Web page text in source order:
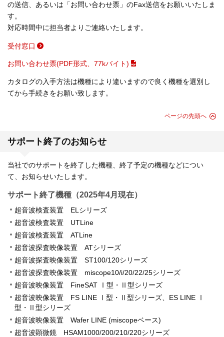
の送信、あるいは「お問い合わせ票」のFax送信をお願いいたしま
す。
対応時間中に担当者よりご連絡いたします。
受付窓口
お問い合わせ票(PDF形式、77kバイト)
カタログの入手方法は機種により違いますので良く機種を選別し
てから手続きをお願い致します。
ページの先頭へ
サポート終了のお知らせ
当社でのサポートを終了した機種、終了予定の機種などについ
て、お知らせいたします。
サポート終了機種（2025年4月現在）
超音波検査装置 ELシリーズ
超音波検査装置 UTLine
超音波検査装置 ATLine
超音波探査映像装置 ATシリーズ
超音波探査映像装置 ST100/120シリーズ
超音波探査映像装置 miscope10/i/20/22/25シリーズ
超音波映像装置 FineSAT Ⅰ型・Ⅱ型シリーズ
超音波映像装置 FS LINE Ⅰ型・Ⅱ型シリーズ、ES LINE Ⅰ
型・Ⅱ型シリーズ
超音波映像装置 Wafer LINE (miscopeベース)
超音波顕微鏡 HSAM1000/200/210/220シリーズ